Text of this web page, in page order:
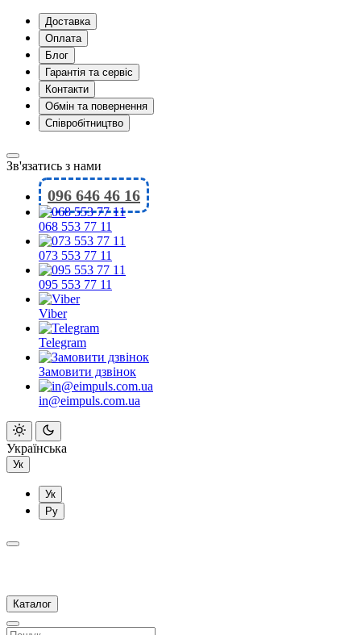
Доставка
Оплата
Блог
Гарантія та сервіс
Контакти
Обмін та повернення
Співробітництво
Зв'язатись з нами
096 646 46 16
068 553 77 11
073 553 77 11
095 553 77 11
Viber
Telegram
Замовити дзвінок
in@eimpuls.com.ua
Українська
Ук
Ук
Ру
Каталог